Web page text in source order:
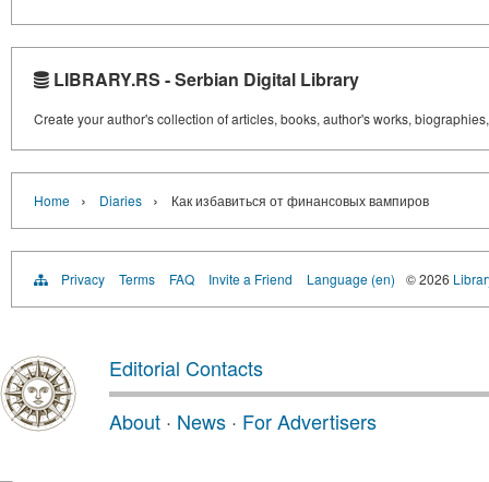
LIBRARY.RS - Serbian Digital Library
Create your author's collection of articles, books, author's works,
Home › Diaries › Как избавиться от финансовых вампиров
Privacy Terms FAQ Invite a Friend Language (en) © 2026
Editorial Contacts
About · News · For Advertisers